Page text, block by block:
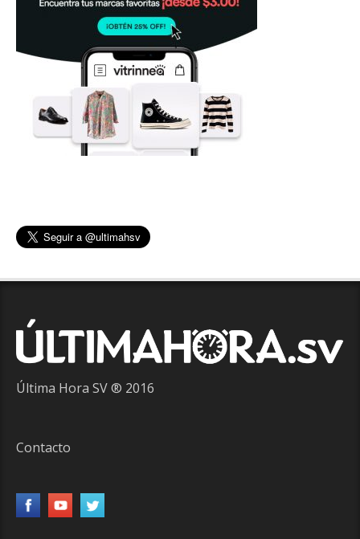
Última Hora SV ® 2016
Contacto